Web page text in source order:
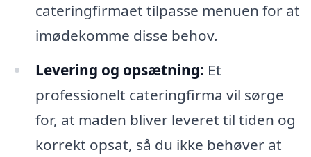
cateringfirmaet tilpasse menuen for at
imødekomme disse behov.
Levering og opsætning: Et
professionelt cateringfirma vil sørge
for, at maden bliver leveret til tiden og
korrekt opsat, så du ikke behøver at